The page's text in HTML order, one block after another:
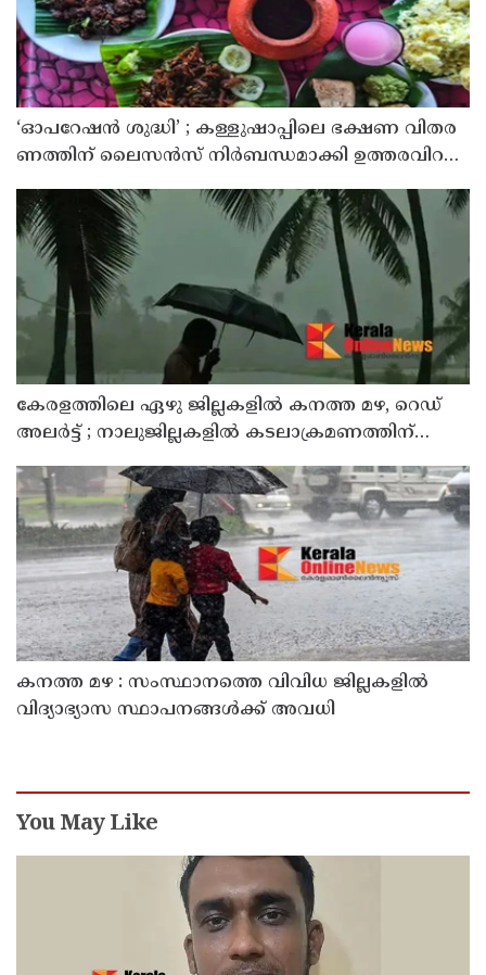
‘ഓ​പ​റേ​ഷ​ൻ ശു​ദ്ധി’ ; ക​ള്ളു​ഷാ​പ്പി​ലെ ഭ​ക്ഷ​ണ വി​ത​ര​
ണ​ത്തി​ന് ലൈ​സ​ൻ​സ് നി​ർ​ബ​ന്ധ​മാ​ക്കി ഉ​ത്ത​ര​വി​റ​
കേരളത്തിലെ ഏഴു ജില്ലകളിൽ കനത്ത മഴ, റെഡ്
അലർട്ട് ; നാലുജില്ലകളിൽ കടലാക്രമണത്തിന്
കനത്ത മഴ : സംസ്ഥാനത്തെ വിവിധ ജില്ലകളിൽ
വിദ്യാഭ്യാസ സ്ഥാപനങ്ങൾക്ക് അവധി
You May Like